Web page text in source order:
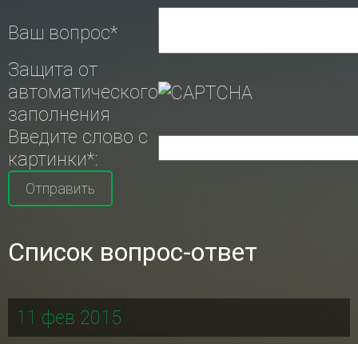
Ваш вопрос*
Защита от
автоматического
заполнения
Введите слово с
картинки*:
Список вопрос-ответ
11 фев 2015